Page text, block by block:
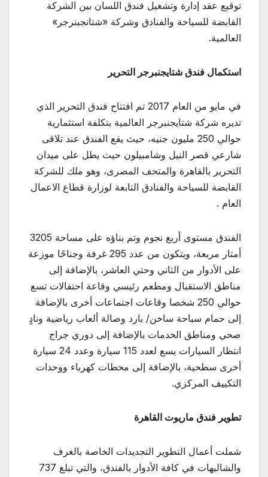
توقيع عقد إدارة وتشغيل فندق اللسان بين الشركة
القابضة للسياحة والفنادق وشركة «شتانجبنرجر»
العالمية.
استكمال فندق شتايجنبرجر التحرير
في مايو من العام 2017 تم افتتاح فندق التحرير الذي
تديره شركة شتايجنبرجر العالمية بتكلفة استثمارية
حوالي 250 مليون جنيه، حيث يقع الفندق عند تلاقى
شارعي قصر النيل وشامبيلون حيث يطل على ميدان
التحرير بالقاهرة والمتحف المصرى، وهو ملك للشركة
القابضة للسياحة والفنادق التابعة لوزارة قطاع الاعمال
العام .
الفندق مستوى أربع نجوم وتم بناؤه على مساحة 3205
أمتار مربعة، ويتكون من عدد 295 غرفة وجناحًا موزعة
على الأدوار من الثاني وحتي العاشر، بالإضافة إلى
مناطق الاستقبال ومطعم رئيسي وقاعة احتفالات تسع
حوالي 250 شخصا وقاعات اجتماعات أخرى بالإضافة
إلى حمام سباحة ساخن/ بارد وصالة ألعاب رياضية ونادٍ
صحي ومناطق الخدمات بالإضافة إلى دوري جراج
انتظار السيارات يسع لعدد 115 سيارة وعدد 24 سيارة
أخرى سطحية، بالإضافة إلى محطات كهرباء ووحدات
التكييف المركزي.
تطوير فندق ماريوت القاهرة
شملت أعمال التطوير التجديدات الخاصة بالغرف
والشاليهات في كافة الأدوار بالفندق، والتي تبلغ 737